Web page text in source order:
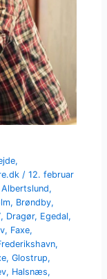
,
/12. februar
Albertslund,
, Brøndby,
, Dragør, Egedal,
, Faxe,
,
,Glostrup,
, Halsnæs,